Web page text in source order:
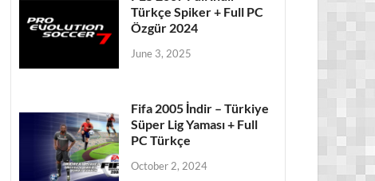
Türkçe Spiker + Full PC
Özgür 2024
June 3, 2025
Fifa 2005 İndir – Türkiye
Süper Lig Yaması + Full
PC Türkçe
October 2, 2024